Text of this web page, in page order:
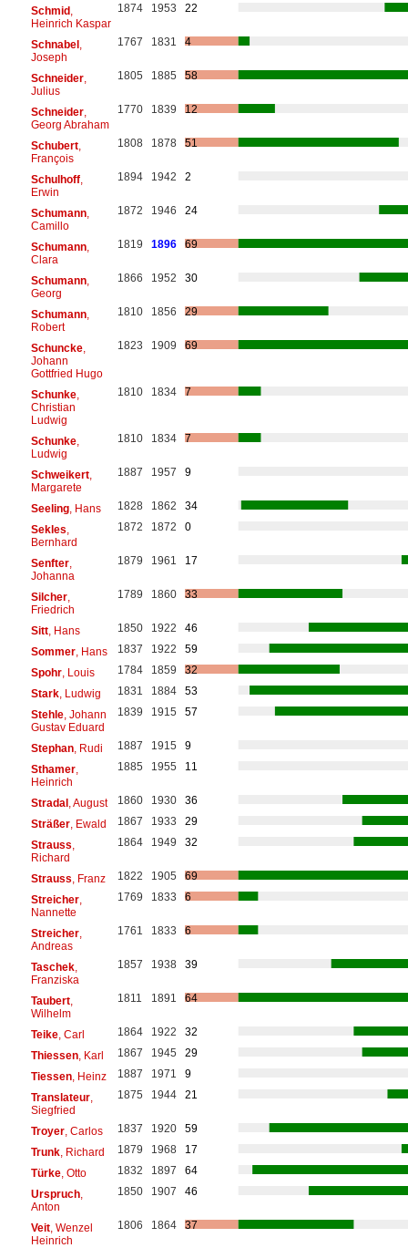
Schmid,
Heinrich Kaspar
1874 1953 22
Schnabel,
Joseph
1767 1831 4
Schneider,
Julius
1805 1885 58
Schneider,
Georg Abraham
1770 1839 12
Schubert,
François
1808 1878 51
Schulhoff,
Erwin
1894 1942 2
Schumann,
Camillo
1872 1946 24
Schumann,
Clara
1819 1896 69
Schumann,
Georg
1866 1952 30
Schumann,
Robert
1810 1856 29
Schuncke,
Johann
Gottfried Hugo
1823 1909 69
Schunke,
Christian
Ludwig
1810 1834 7
Schunke,
Ludwig
1810 1834 7
Schweikert,
Margarete
1887 1957 9
Seeling, Hans 1828 1862
34
Sekles
Bernhard
1872 1872 0
Senfter,
Johanna
1879 1961 17
Silcher,
Friedrich
1789 1860 33
Sitt, Hans 1850 1922
46
Sommer, Hans 1837 1922
59
Spohr, Louis 1784 1859
32
Stark, Ludwig 1831 1884
53
Stehle, Johann
Gustav Eduard
1839 1915 57
Stephan, Rudi 1887 1915
9
Sthamer,
Heinrich
1885 1955 11
Stradal, August 1860 1930
36
Sträßer, Ewald 1867 1933
29
Strauss
Richard
1864 1949 32
Strauss , Franz 1822 1905
69
Streicher,
Nannette
1769 1833 6
Streicher,
Andreas
1761 1833 6
Taschek,
Franziska
1857 1938 39
Taubert,
Wilhelm
1811 1891 64
Teike, Carl 1864 1922
32
Thiessen, Karl 1867 1945
29
Tiessen, Heinz 1887 1971
9
Translateur,
Siegfried
1875 1944 21
Troyer, Carlos 1837 1920
59
Trunk, Richard 1879 1968
17
Türke, Otto 1832 1897
64
Urspruch,
Anton
1850 1907 46
Veit, Wenzel
Heinrich
1806 1864 37